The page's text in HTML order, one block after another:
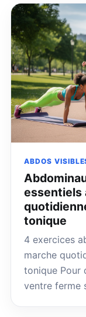
ABDOS
essentiels
tonique
4 exercices
marche
tonique Pour
ventre ferme